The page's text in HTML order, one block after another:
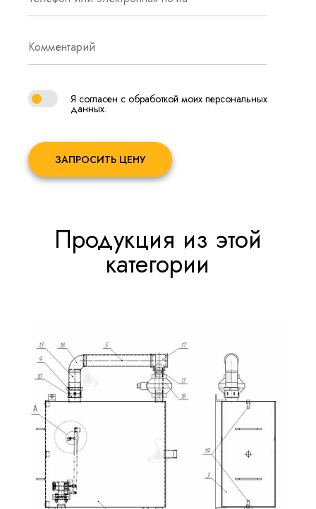
Я согласен с обработкой моих персональных
данных.
ЗАПРОСИТЬ ЦЕНУ
Продукция из этой
категории